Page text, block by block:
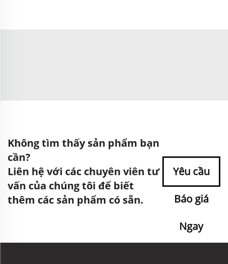
Không tìm thấy sản phẩm bạn
cần?
Liên hệ với các chuyên viên tư
vấn của chúng tôi để biết
thêm các sản phẩm có sẵn.
Yêu cầu
Báo giá
Ngay